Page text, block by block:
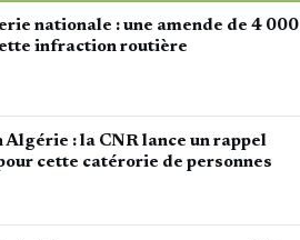
nationale : une amende de 4 000
infraction routière
Algérie : la CNR lance un rappel
cette catérorie de personnes